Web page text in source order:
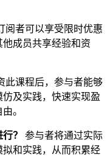
阅者可以享受限时优惠
成员共享经验和资
此课程后，参与者能够
及实践，快速实现盈
。
？
参与者将通过实际
和实践，从而积累经